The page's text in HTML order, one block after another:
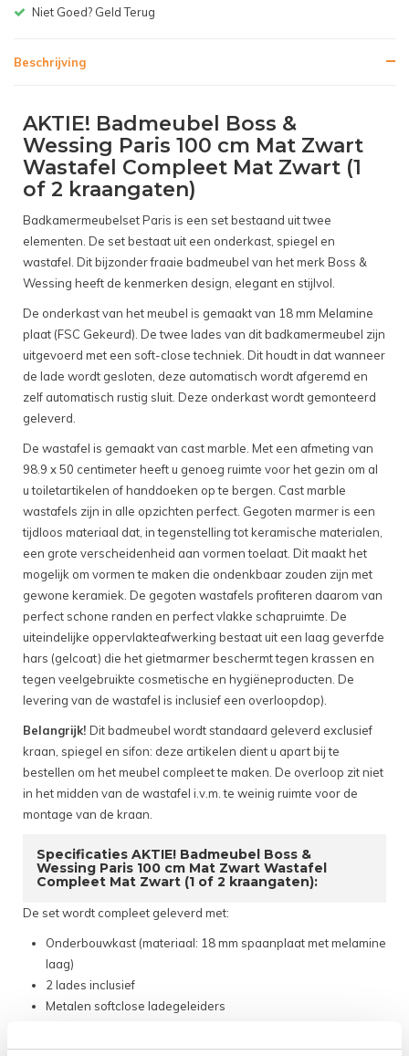
Gratis bezorgen v.a. € 150,-(NL)
Beschrijving
AKTIE! Badmeubel Boss &
Wessing Paris 100 cm Mat Zwart
Wastafel Compleet Mat Zwart (1
of 2 kraangaten)
Badkamermeubelset Paris is een set bestaand uit twee
elementen. De set bestaat uit een onderkast, spiegel en
wastafel. Dit bijzonder fraaie badmeubel van het merk Boss &
Wessing heeft de kenmerken design, elegant en stijlvol.
De onderkast van het meubel is gemaakt van 18 mm Melamine
plaat (FSC Gekeurd). De twee lades van dit badkamermeubel zijn
uitgevoerd met een soft-close techniek. Dit houdt in dat wanneer
de lade wordt gesloten, deze automatisch wordt afgeremd en
zelf automatisch rustig sluit. Deze onderkast wordt gemonteerd
geleverd.
De wastafel is gemaakt van cast marble. Met een afmeting van
98.9 x 50 centimeter heeft u genoeg ruimte voor het gezin om al
u toiletartikelen of handdoeken op te bergen. Cast marble
wastafels zijn in alle opzichten perfect. Gegoten marmer is een
tijdloos materiaal dat, in tegenstelling tot keramische materialen,
een grote verscheidenheid aan vormen toelaat. Dit maakt het
mogelijk om vormen te maken die ondenkbaar zouden zijn met
gewone keramiek. De gegoten wastafels profiteren daarom van
perfect schone randen en perfect vlakke schapruimte. De
uiteindelijke oppervlakteafwerking bestaat uit een laag geverfde
hars (gelcoat) die het gietmarmer beschermt tegen krassen en
tegen veelgebruikte cosmetische en hygiëneproducten. De
levering van de wastafel is inclusief een overloopdop).
Belangrijk! Dit badmeubel wordt standaard geleverd exclusief
kraan, spiegel en sifon: deze artikelen dient u apart bij te
bestellen om het meubel compleet te maken. De overloop zit niet
in het midden van de wastafel i.v.m. te weinig ruimte voor de
montage van de kraan.
Specificaties AKTIE! Badmeubel Boss &
Wessing Paris 100 cm Mat Zwart Wastafel
Compleet Mat Zwart (1 of 2 kraangaten):
De set wordt compleet geleverd met:
Onderbouwkast (materiaal: 18 mm spaanplaat met melamine
laag)
2 lades inclusief
Metalen softclose ladegeleiders
Bevestigingsmateriaal